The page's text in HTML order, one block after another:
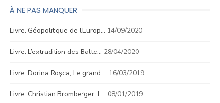
À NE PAS MANQUER
Livre. Géopolitique de l’Europ… 14/09/2020
Livre. L’extradition des Balte… 28/04/2020
Livre. Dorina Roşca, Le grand … 16/03/2019
Livre. Christian Bromberger, L… 08/01/2019